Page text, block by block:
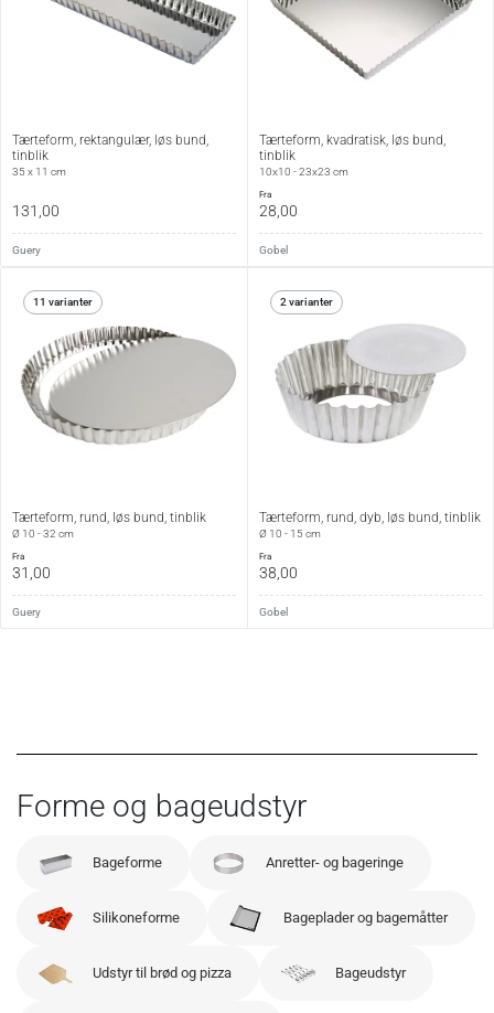
Tærteform, rektangulær, løs bund,
tinblik
35 x 11 cm
131,00
Guery
Tærteform, kvadratisk, løs bund,
tinblik
10x10 - 23x23 cm
fra
28,00
Gobel
11 varianter
Tærteform, rund, løs bund, tinblik
Ø 10 - 32 cm
fra
31,00
Guery
2 varianter
Tærteform, rund, dyb, løs bund, tinblik
Ø 10 - 15 cm
fra
38,00
Gobel
Forme og bageudstyr
Bageforme Anretter- og bageringe
Silikoneforme Bageplader og bagemåtter
Udstyr til brød og pizza Bageudstyr